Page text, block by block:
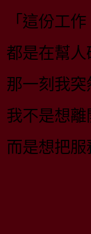
「這份工
都是在幫
那一刻我
我不是想
而是想把